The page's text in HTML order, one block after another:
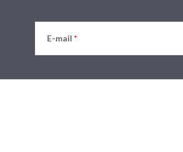
E-mail